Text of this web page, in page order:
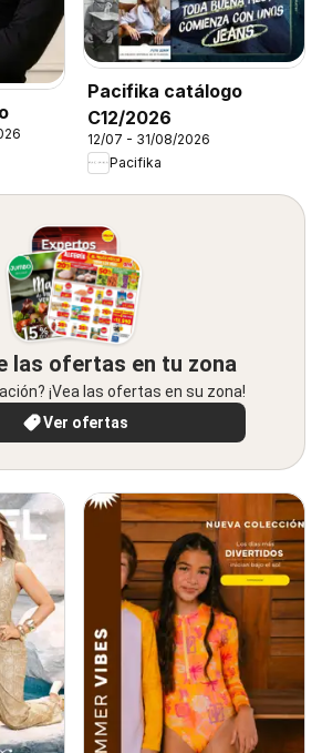
Pacifika catálogo
C12/2026
12/07 - 31/08/2026
Pacifika
las ofertas en tu zona
¡Vea las ofertas en su zona!
Ver ofertas